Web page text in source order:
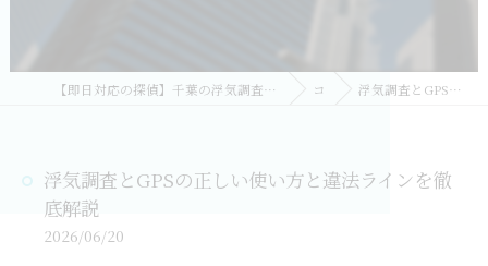
【即日対応の探偵】千葉の浮気調査｜相談無料・比較しておすすめ／総合探偵社シークレットシャドー 千葉オフィス コラム 浮気調査とGPSの正しい使い方と違法ラインを徹底解説
浮気調査とGPSの正しい使い方と違法ラインを徹
底解説
2026/06/20